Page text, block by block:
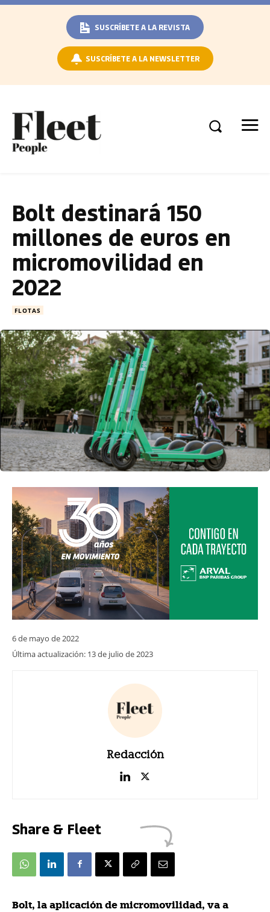
SUSCRÍBETE A LA REVISTA
SUSCRÍBETE A LA NEWSLETTER
Bolt destinará 150
millones de euros en
micromovilidad en
2022
FLOTAS
6 de mayo de 2022
Última actualización: 13 de julio de 2023
Redacción
Share & Fleet
Bolt, la aplicación de micromovilidad, va a